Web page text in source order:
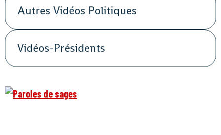
Autres Vidéos Politiques
Vidéos-Présidents